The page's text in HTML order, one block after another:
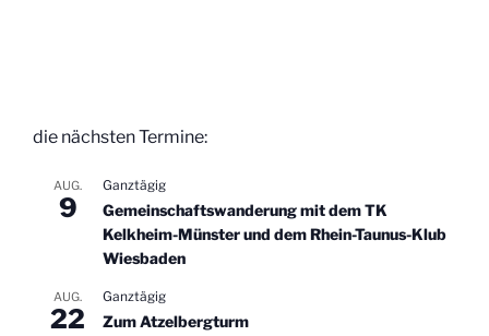
die nächsten Termine:
AUG.
9
Ganztägig
Gemeinschaftswanderung mit dem TK
Kelkheim-Münster und dem Rhein-Taunus-Klub
Wiesbaden
AUG.
22
Ganztägig
Zum Atzelbergturm